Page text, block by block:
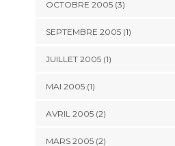
OCTOBRE 2005 (3)
SEPTEMBRE 2005 (1)
JUILLET 2005 (1)
MAI 2005 (1)
AVRIL 2005 (2)
MARS 2005 (2)